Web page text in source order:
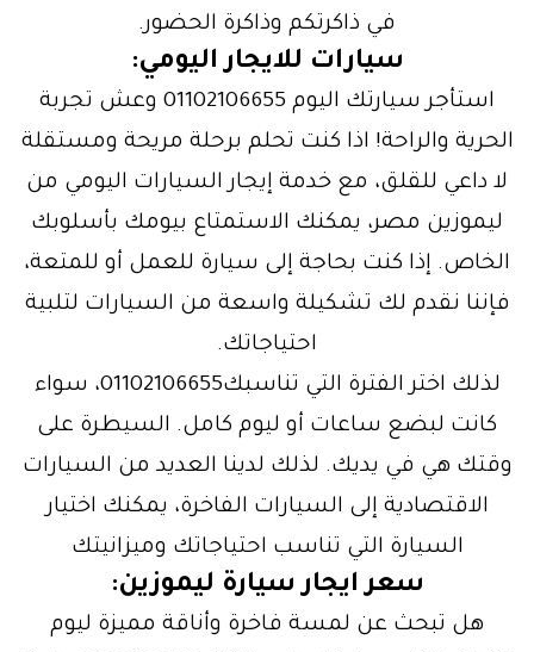
في ذاكرتكم وذاكرة الحضور.
سيارات للايجار اليومي:
استأجر سيارتك اليوم 01102106655 وعش تجربة
الحرية والراحة! اذا كنت تحلم برحلة مريحة ومستقلة
لا داعي للقلق، مع خدمة إيجار السيارات اليومي من
ليموزين مصر، يمكنك الاستمتاع بيومك بأسلوبك
الخاص. إذا كنت بحاجة إلى سيارة للعمل أو للمتعة،
فإننا نقدم لك تشكيلة واسعة من السيارات لتلبية
احتياجاتك.
لذلك اختر الفترة التي تناسبك01102106655، سواء
كانت لبضع ساعات أو ليوم كامل. السيطرة على
وقتك هي في يديك. لذلك لدينا العديد من السيارات
الاقتصادية إلى السيارات الفاخرة، يمكنك اختيار
السيارة التي تناسب احتياجاتك وميزانيتك
سعر ايجار سيارة ليموزين:
هل تبحث عن لمسة فاخرة وأناقة مميزة ليوم